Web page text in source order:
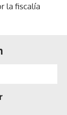
la fiscalía